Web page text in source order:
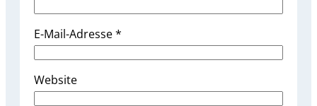
E-Mail-Adresse*
Website